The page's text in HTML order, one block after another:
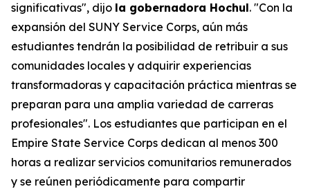
significativas", dijo la gobernadora Hochul. "Con la
expansión del SUNY Service Corps, aún más
estudiantes tendrán la posibilidad de retribuir a sus
comunidades locales y adquirir experiencias
transformadoras y capacitación práctica mientras se
preparan para una amplia variedad de carreras
profesionales". Los estudiantes que participan en el
Empire State Service Corps dedican al menos 300
horas a realizar servicios comunitarios remunerados
y se reúnen periódicamente para compartir